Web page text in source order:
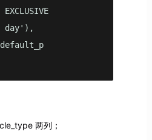
day'),
default_p
两列；